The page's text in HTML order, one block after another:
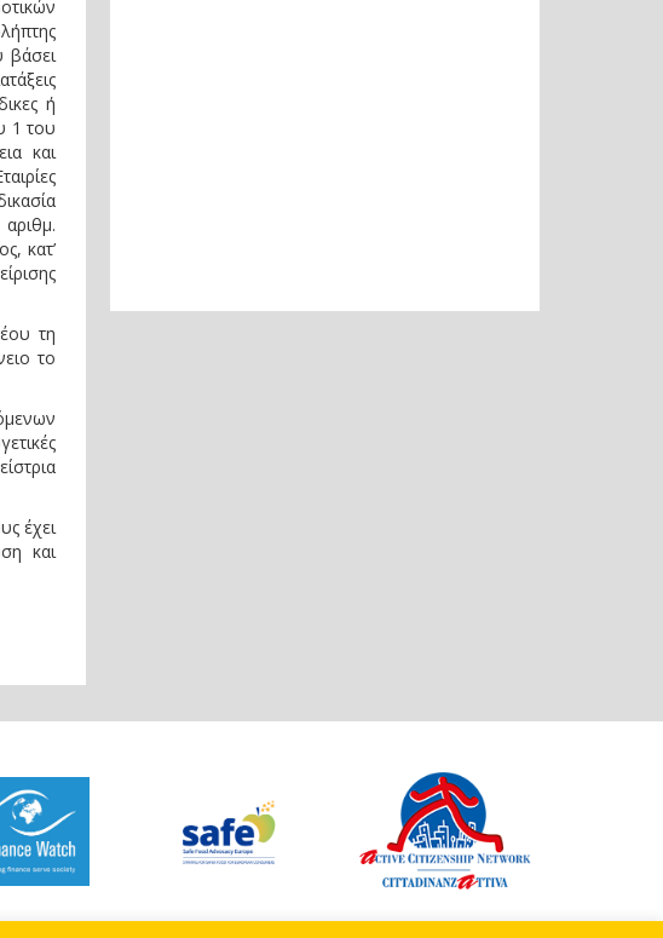
βάσει
ή
1 του
και
κατ’
τη
το
έχει
και